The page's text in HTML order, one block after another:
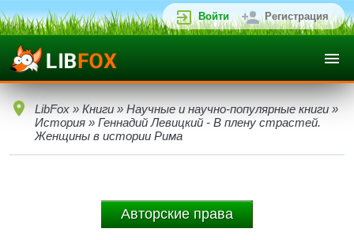
Войти Регистрация
LibFox » Книги » Научные и научно-популярные книги »
История » Геннадий Левицкий - В плену страстей.
Женщины в истории Рима
Авторские права